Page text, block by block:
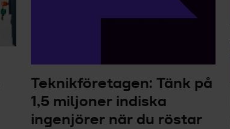
Teknikföretagen: Tänk på
1,5 miljoner indiska
ingenjörer när du röstar